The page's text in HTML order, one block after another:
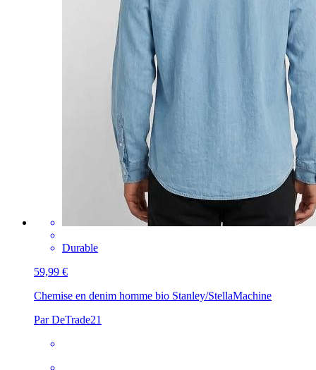
Durable
59,99 €
Chemise en denim homme bio Stanley/StellaMachine
Par DeTrade21